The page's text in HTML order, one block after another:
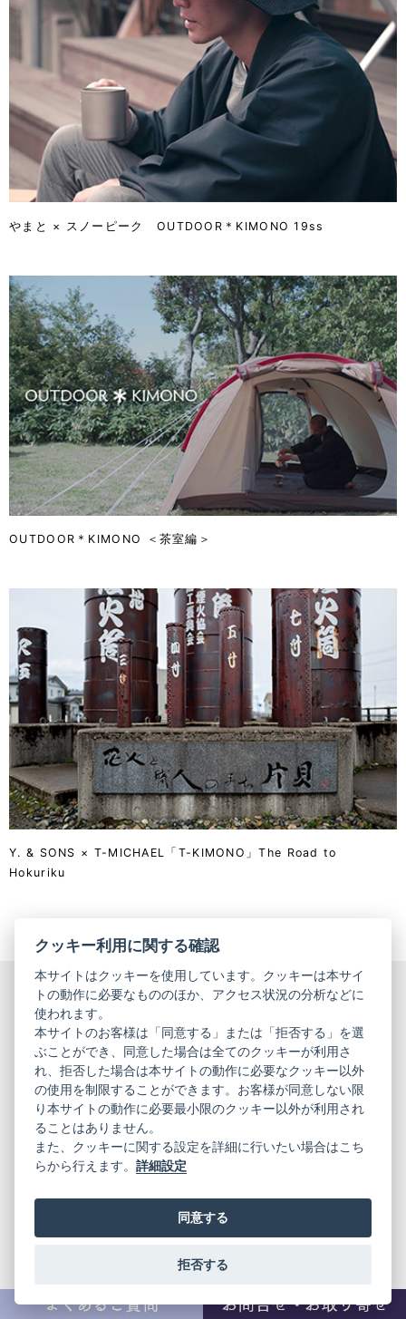
やまと × スノーピーク OUTDOOR＊KIMONO 19ss
OUTDOOR＊KIMONO ＜茶室編＞
Y. & SONS × T-MICHAEL 「T-KIMONO」The Road to
Hokuriku
ご不明な点・ご要望等は、
お気軽にコンシェルジュに
ご相談ください。
お電話での
お問い合わ
せ
LINEでの
せ
メールでの
お問い合わ
接お問い合
クッキー利用に関する確認
本サイトはクッキーを使用しています。クッキーは本サイ
トの動作に必要なもののほか、アクセス状況の分析などに
使われます。
本サイトのお客様は「同意する」または「拒否する」を選
ぶことができ、同意した場合は全てのクッキーが利用さ
れ、拒否した場合は本サイトの動作に必要なクッキー以外
の使用を制限することができます。お客様が同意しない限
り本サイトの動作に必要最小限のクッキー以外が利用され
ることはありません。
また、クッキーに関する設定を詳細に行いたい場合はこち
らから行えます。詳細設定
同意する
拒否する